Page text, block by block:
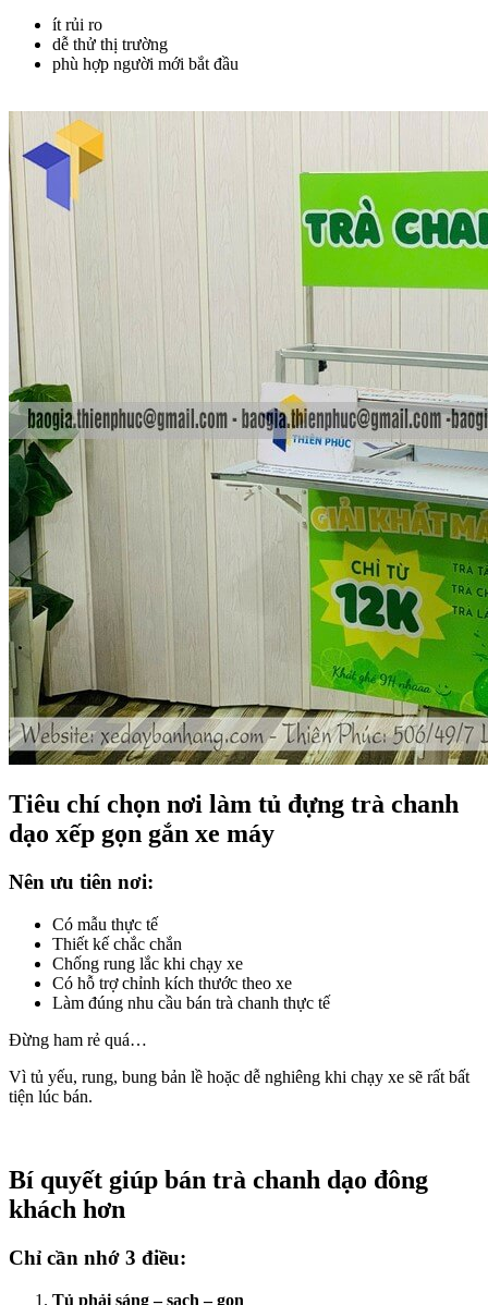
ít rủi ro
dễ thử thị trường
phù hợp người mới bắt đầu
Tiêu chí chọn nơi làm tủ đựng trà chanh
dạo xếp gọn gắn xe máy
Nên ưu tiên nơi:
Có mẫu thực tế
Thiết kế chắc chắn
Chống rung lắc khi chạy xe
Có hỗ trợ chỉnh kích thước theo xe
Làm đúng nhu cầu bán trà chanh thực tế
Đừng ham rẻ quá…
Vì tủ yếu, rung, bung bản lề hoặc dễ nghiêng khi chạy xe sẽ rất bất
tiện lúc bán.
Bí quyết giúp bán trà chanh dạo đông
khách hơn
Chỉ cần nhớ 3 điều:
Tủ phải sáng – sạch – gọn